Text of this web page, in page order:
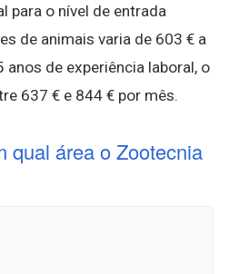
para o nível de entrada
de animais varia de 603 € a
anos de experiência laboral, o
637 € e 844 € por mês.
qual área o Zootecnia